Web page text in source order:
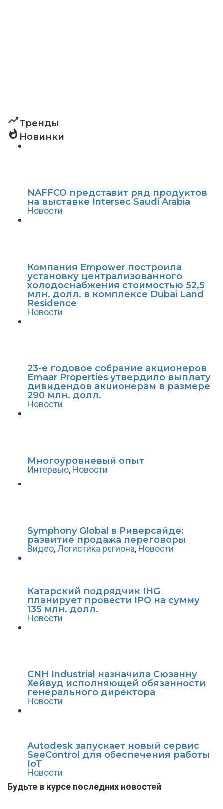
trending_upТренды
whatshot Новинки
NAFFCO представит ряд продуктов
на выставке Intersec Saudi Arabia
Новости
Компания Empower построила
установку централизованного
холодоснабжения стоимостью 52,5
млн. долл. в комплексе Dubai Land
Residence
Новости
23-е годовое собрание акционеров
Emaar Properties утвердило выплату
дивидендов акционерам в размере
290 млн. долл.
Новости
Многоуровневый опыт
Интервью, Новости
Symphony Global в Риверсайде:
развитие продажа переговоры
Видео,Логистика региона,Новости
Катарский подрядчик IHG
планирует провести IPO на сумму
135 млн. долл.
Новости
CNH Industrial назначила Сюзанну
Хейвуд исполняющей обязанности
генерального директора
Новости
Autodesk запускает новый сервис
SeeControl для обеспечения работы
IoT
Новости
Будьте в курсе последних новостей